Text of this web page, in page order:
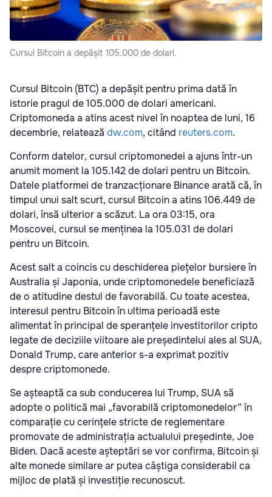
Cursul Bitcoin a depășit 105.000 de dolari.
Cursul Bitcoin (BTC) a depășit pentru prima dată în
istorie pragul de 105.000 de dolari americani.
Criptomoneda a atins acest nivel în noaptea de luni, 16
decembrie, relatează dw.com, citând reuters.com.
Conform datelor, cursul criptomonedei a ajuns într-un
anumit moment la 105.142 de dolari pentru un Bitcoin.
Datele platformei de tranzacționare Binance arată că, în
timpul unui salt scurt, cursul Bitcoin a atins 106.449 de
dolari, însă ulterior a scăzut. La ora 03:15, ora
Moscovei, cursul se menținea la 105.031 de dolari
pentru un Bitcoin.
Acest salt a coincis cu deschiderea piețelor bursiere în
Australia și Japonia, unde criptomonedele beneficiază
de o atitudine destul de favorabilă. Cu toate acestea,
interesul pentru Bitcoin în ultima perioadă este
alimentat în principal de speranțele investitorilor cripto
legate de deciziile viitoare ale președintelui ales al SUA,
Donald Trump, care anterior s-a exprimat pozitiv
despre criptomonede.
Se așteaptă ca sub conducerea lui Trump, SUA să
adopte o politică mai „favorabilă criptomonedelor” în
comparație cu cerințele stricte de reglementare
promovate de administrația actualului președinte, Joe
Biden. Dacă aceste așteptări se vor confirma, Bitcoin și
alte monede similare ar putea câștiga considerabil ca
mijloc de plată și investiție recunoscut.